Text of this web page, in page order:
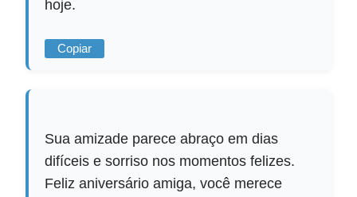
hoje.
Copiar
Sua amizade parece abraço em dias
difíceis e sorriso nos momentos felizes.
Feliz aniversário amiga, você merece